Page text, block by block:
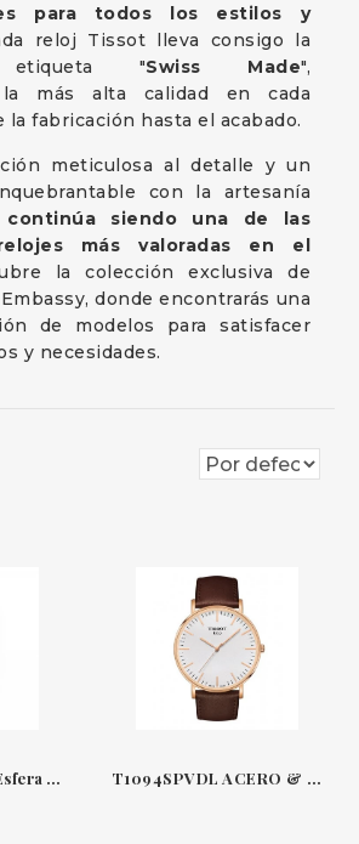
para todos los estilos y
reloj Tissot lleva consigo la
etiqueta "Swiss Made",
la más alta calidad en cada
la fabricación hasta el acabado.
meticulosa al detalle y un
con la artesanía
continúa siendo una de las
más valoradas en el
la colección exclusiva de
donde encontrarás una
de modelos para satisfacer
y necesidades.
Reloj de Acero & Esfera Azul Lovely Square Tissot T1094SPVDL ACERO & PVD ORO ROSA ESFERA BLANCA PIEL 38 MM EVERYTIME TISSOT